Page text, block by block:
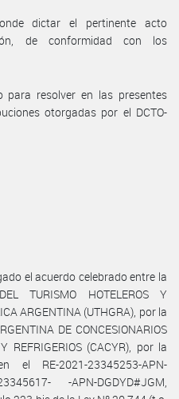
dictar el pertinente acto
de conformidad con los
para resolver en las presentes
otorgadas por el DCTO-
el acuerdo celebrado entre la
TURISMO HOTELEROS Y
ARGENTINA (UTHGRA), por la
DE CONCESIONARIOS
REFRIGERIOS (CACYR), por la
el RE-2021-23345253-APN-
-APN-DGDYD#JGM,